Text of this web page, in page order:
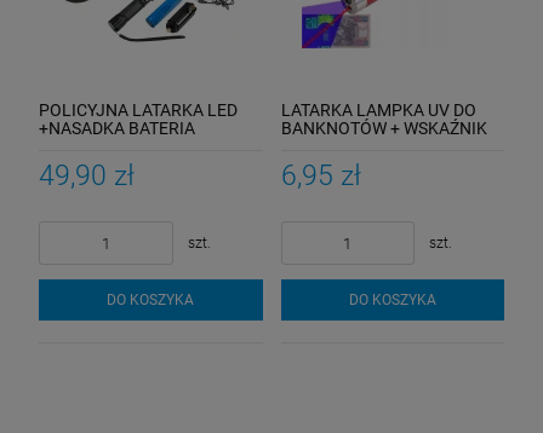
POLICYJNA LATARKA LED
+NASADKA BATERIA
49,90 zł
szt.
DO KOSZYKA
LATARKA LAMPKA UV DO
BANKNOTÓW + WSKAŹNIK
6,95 zł
szt.
DO KOSZYKA